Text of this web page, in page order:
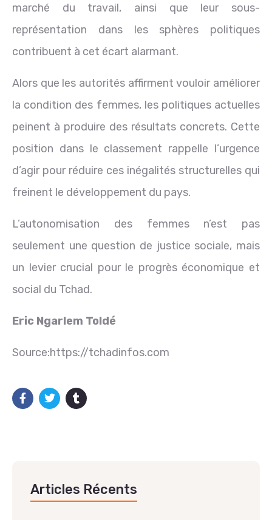
marché du travail, ainsi que leur sous-
représentation dans les sphères politiques
contribuent à cet écart alarmant.
Alors que les autorités affirment vouloir améliorer
la condition des femmes, les politiques actuelles
peinent à produire des résultats concrets. Cette
position dans le classement rappelle l’urgence
d’agir pour réduire ces inégalités structurelles qui
freinent le développement du pays.
L’autonomisation des femmes n’est pas
seulement une question de justice sociale, mais
un levier crucial pour le progrès économique et
social du Tchad.
Eric Ngarlem Toldé
Source:https://tchadinfos.com
Articles Récents